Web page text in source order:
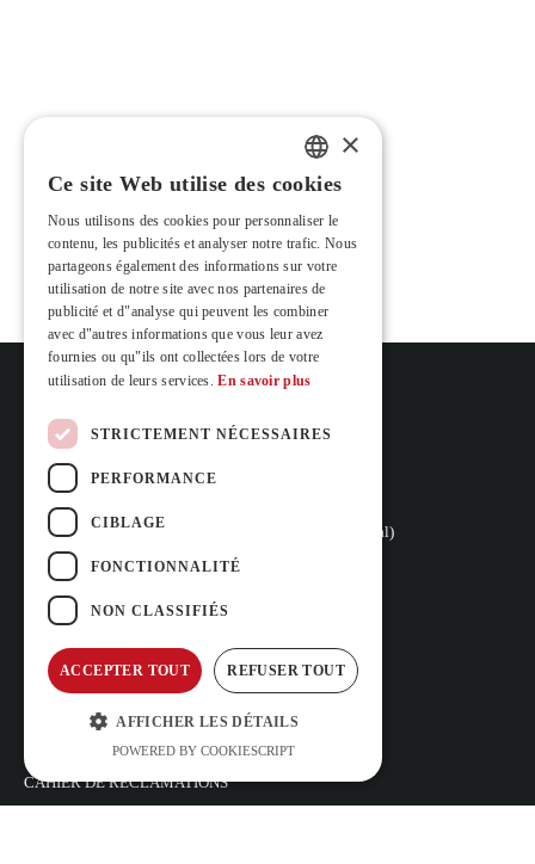
Rua Vasconcelos Costa, nº 466
4470-558 Moreira,
+351 252 100 029
(appel vers le réseau fixe national)
reservas@carfast.pt
QUESTIONS FRÉQUEMMENT
POSÉES
TERMES ET CONDITIONS
POLITIQUE DE
CONFIDENTIALITÉ ET DE
PROTECTION DES DONNÉES
CAHIER DE RÉCLAMATIONS
PORTUGUESE
FRENCH
×
Ce site Web utilise des cookies
Nous utilisons des cookies pour personnaliser le
contenu, les publicités et analyser notre trafic. Nous
partageons également des informations sur votre
utilisation de notre site avec nos partenaires de
publicité et d"analyse qui peuvent les combiner
avec d"autres informations que vous leur avez
fournies ou qu"ils ont collectées lors de votre
utilisation de leurs services. En savoir plus
STRICTEMENT NÉCESSAIRES
PERFORMANCE
CIBLAGE
FONCTIONNALITÉ
NON CLASSIFIÉS
ACCEPTER TOUT REFUSER TOUT
AFFICHER LES DÉTAILS
POWERED BY COOKIESCRIPT